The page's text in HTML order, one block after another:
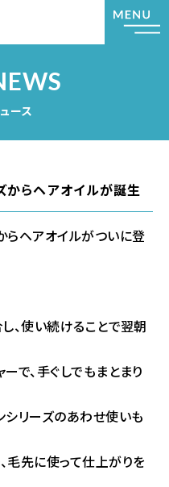
ース
からヘアオイルが誕生
らヘアオイルがついに登
、使い続けることで翌朝
で、手ぐしでもまとまり
シリーズのあわせ使いも
毛先に使って仕上がりを